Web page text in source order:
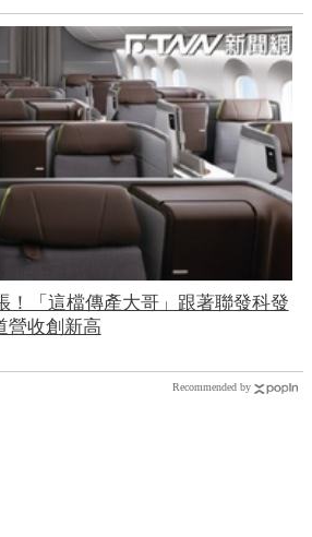
！「這檔傳產大哥」跟著聯發科發
收創新高
Recommended by